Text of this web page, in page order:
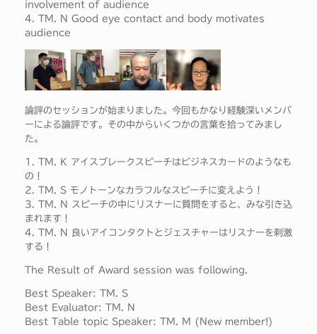
involvement of audience
4. TM. N Good eye contact and body motivates
audience
論評のセッションが始まりました。今回もかなり経験深いメンバ
ーによる論評です。その中からいくつかの言葉を拾ってみまし
た。
1. TM. K アイスブレークスピーチはビジネスカードのようなも
の！
2. TM. S モノトーンなカラフルなスピーチに変えよう！
3. TM. N スピーチの中にリスナーに質問をすると、みな引き込
まれます！
4. TM. N 良いアイコンタクトとジェスチャーはリスナーを刺激
する！
The Result of Award session was following.
Best Speaker: TM. S
Best Evaluator: TM. N
Best Table topic Speaker: TM. M (New member!)